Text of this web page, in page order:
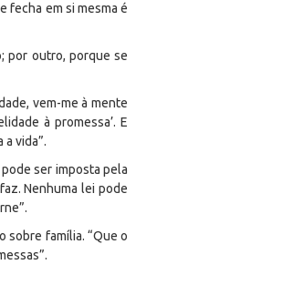
fecha em si mesma é
por outro, porque se
vem-me à mente
à promessa’. E
vida”.
ser imposta pela
Nenhuma lei pode
sobre família. “Que o